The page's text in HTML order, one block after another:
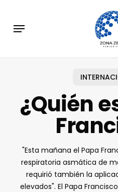
main
Menu
¿Quién
"Esta mañana el Papa
respiratoria asmática de
requirió también la
elevados". El Papa